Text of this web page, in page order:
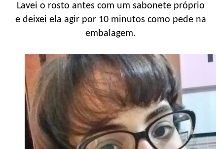
Lavei o rosto antes com um sabonete próprio
e deixei ela agir por 10 minutos como pede na
embalagem.